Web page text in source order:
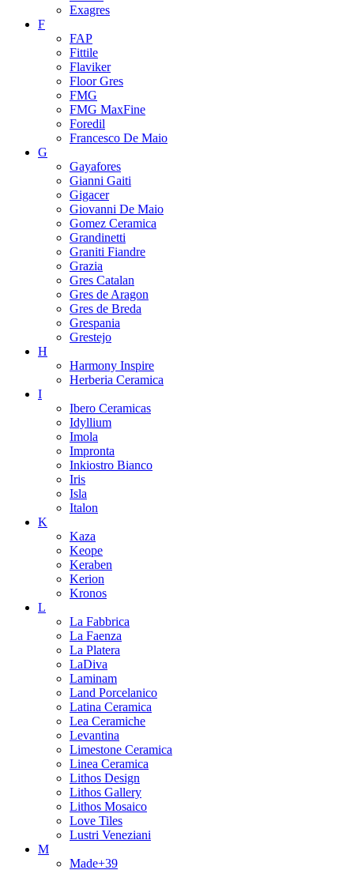
Exagres
F
FAP
Fittile
Flaviker
Floor Gres
FMG
FMG MaxFine
Foredil
Francesco De Maio
G
Gayafores
Gianni Gaiti
Gigacer
Giovanni De Maio
Gomez Ceramica
Grandinetti
Graniti Fiandre
Grazia
Gres Catalan
Gres de Aragon
Gres de Breda
Grespania
Grestejo
H
Harmony Inspire
Herberia Ceramica
I
Ibero Ceramicas
Idyllium
Imola
Impronta
Inkiostro Bianco
Iris
Isla
Italon
K
Kaza
Keope
Keraben
Kerion
Kronos
L
La Fabbrica
La Faenza
La Platera
LaDiva
Laminam
Land Porcelanico
Latina Ceramica
Lea Ceramiche
Levantina
Limestone Ceramica
Linea Ceramica
Lithos Design
Lithos Gallery
Lithos Mosaico
Love Tiles
Lustri Veneziani
M
Made+39